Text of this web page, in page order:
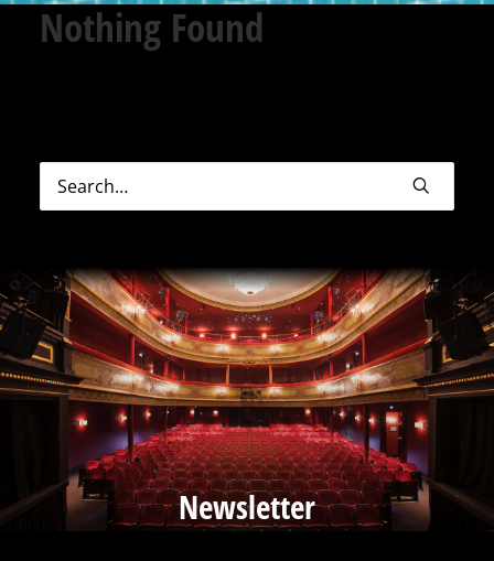
Nothing Found
Newsletter